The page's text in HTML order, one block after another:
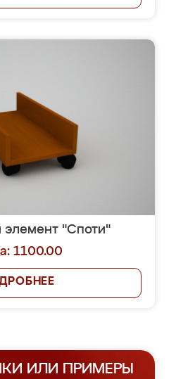
элемент "Споти"
1100.00
ИЛИ ПРИМЕРЫ